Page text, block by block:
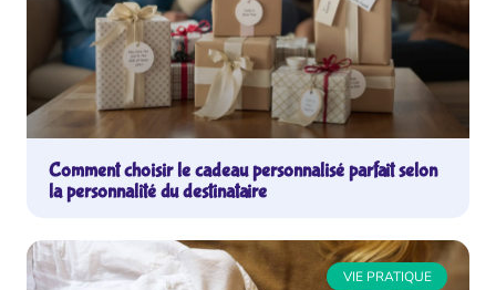
Comment choisir le cadeau personnalisé parfait selon
la personnalité du destinataire
VIE PRATIQUE